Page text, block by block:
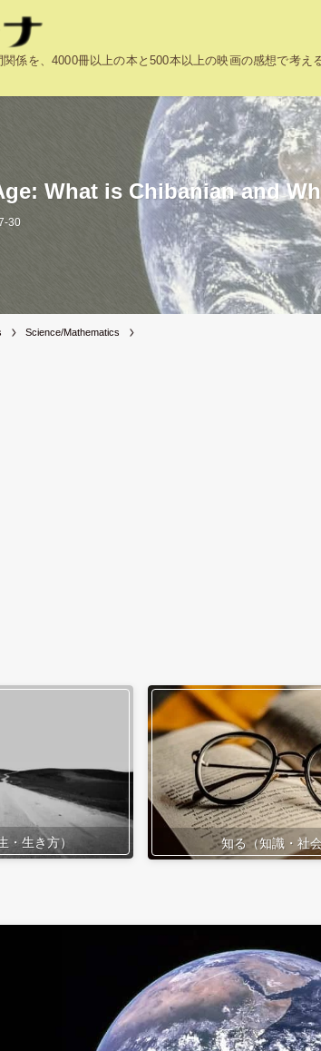
係を、4000冊以上の本と500本以上の映画の感想で考え
What is Chibanian and
30
Science/Mathematics
・生き方） 知る（知識・社